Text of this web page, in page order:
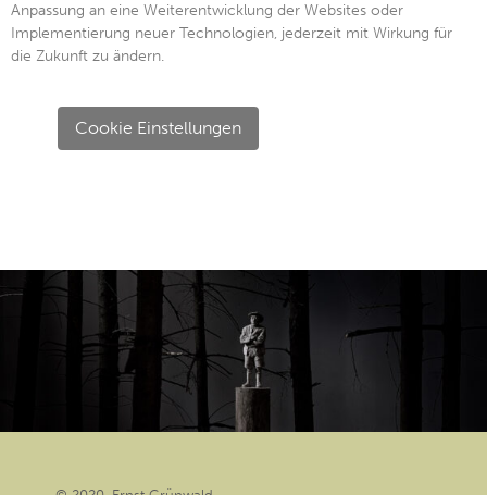
Anpassung an eine Weiterentwicklung der Websites oder
Implementierung neuer Technologien, jederzeit mit Wirkung für
die Zukunft zu ändern.
Cookie Einstellungen